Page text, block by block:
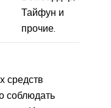
Тайфун и
прочие.
средств
соблюдать